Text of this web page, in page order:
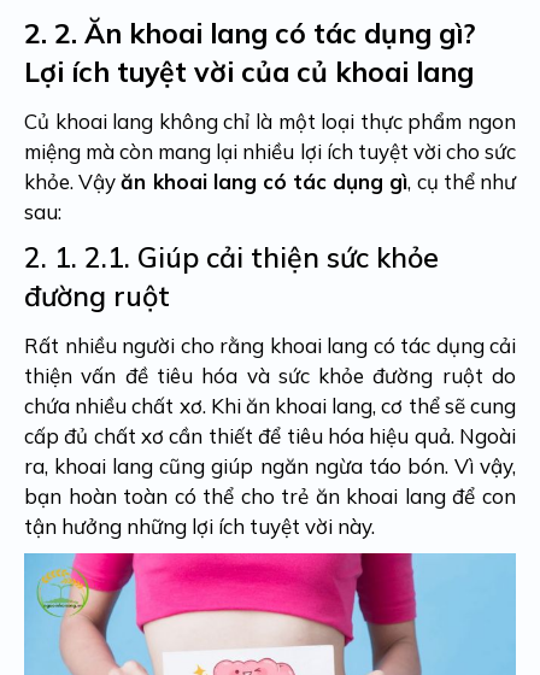
2. 2. Ăn khoai lang có tác dụng gì?
Lợi ích tuyệt vời của củ khoai lang
Củ khoai lang không chỉ là một loại thực phẩm ngon
miệng mà còn mang lại nhiều lợi ích tuyệt vời cho sức
khỏe. Vậyăn khoai lang có tác dụng gì, cụ thể như
sau:
2. 1. 2.1. Giúp cải thiện sức khỏe
đường ruột
Rất nhiều người cho rằng khoai lang có tác dụng cải
thiện vấn đề tiêu hóa và sức khỏe đường ruột do
chứa nhiều chất xơ. Khi ăn khoai lang, cơ thể sẽ cung
cấp đủ chất xơ cần thiết để tiêu hóa hiệu quả. Ngoài
ra, khoai lang cũng giúp ngăn ngừa táo bón. Vì vậy,
bạn hoàn toàn có thể cho trẻ ăn khoai lang để con
tận hưởng những lợi ích tuyệt vời này.